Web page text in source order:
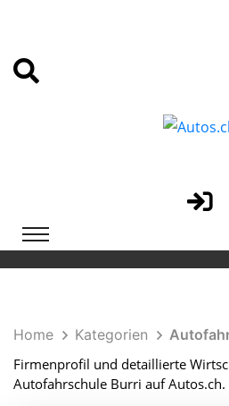
Home Kategorien
Firmenprofil und detaillierte
Autofahrschule Burri auf Autos.ch.